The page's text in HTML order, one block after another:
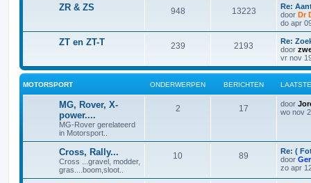
ZR & ZS 948 13223
Re:
door Dr
do apr
ZT en ZT-T 239 2193
Re:
door
vr nov
MOTORSPORT ONDERWERPEN BERICHTEN
MG, Rover, X-
power....
MG-Rover gerelateerd
in Motorsport..
2 17 door
wo nov
Cross, Rally...
Cross ...gravel, modder,
gras....boom,sloot..
10 89
Re: (
door
zo apr